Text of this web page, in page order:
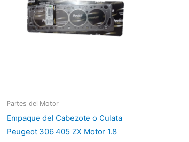
Partes del Motor
Empaque del Cabezote o Culata
Peugeot 306 405 ZX Motor 1.8